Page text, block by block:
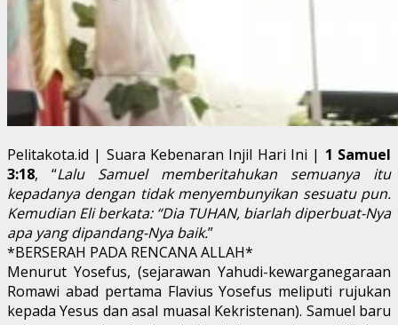
Pelitakota.id | Suara Kebenaran Injil Hari Ini | 1 Samuel
3:18, “Lalu Samuel memberitahukan semuanya itu
kepadanya dengan tidak menyembunyikan sesuatu pun.
Kemudian Eli berkata: “Dia TUHAN, biarlah diperbuat-Nya
apa yang dipandang-Nya baik.”
*BERSERAH PADA RENCANA ALLAH*
Menurut Yosefus, (sejarawan Yahudi-kewarganegaraan
Romawi abad pertama Flavius Yosefus meliputi rujukan
kepada Yesus dan asal muasal Kekristenan). Samuel baru